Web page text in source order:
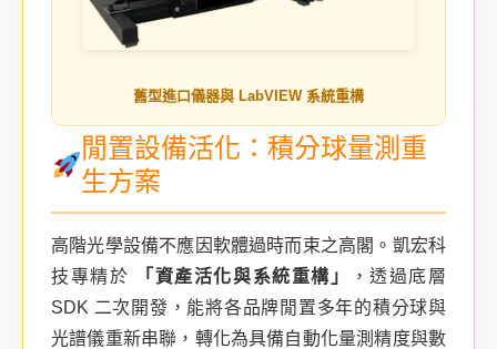
舊型進口儀器與 LabVIEW 系統重構
閒置設備活化：積分球量測重
生方案
高階光學設備不應因軟體過時而束之高閣。凱宏科
技專精於
「資產活化與系統重構」
，透過底層
SDK 二次開發，能將各品牌閒置多年的積分球與
光譜儀重新串聯，轉化為具備自動化量測精度與數